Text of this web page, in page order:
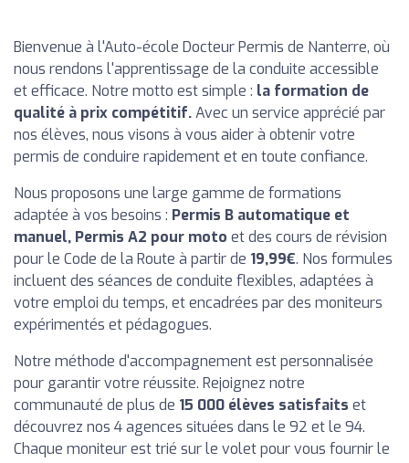
Bienvenue à l'Auto-école Docteur Permis de Nanterre, où
nous rendons l'apprentissage de la conduite accessible
et efficace. Notre motto est simple : la formation de
qualité à prix compétitif.Avec un service apprécié par
nos élèves, nous visons à vous aider à obtenir votre
permis de conduire rapidement et en toute confiance.
Nous proposons une large gamme de formations
adaptée à vos besoins : Permis B automatique et
manuel, Permis A2 pour moto et des cours de révision
pour le Code de la Route à partir de 19,99€. Nos formules
incluent des séances de conduite flexibles, adaptées à
votre emploi du temps, et encadrées par des moniteurs
expérimentés et pédagogues.
Notre méthode d'accompagnement est personnalisée
pour garantir votre réussite. Rejoignez notre
communauté de plus de 15 000 élèves satisfaits et
découvrez nos 4 agences situées dans le 92 et le 94.
Chaque moniteur est trié sur le volet pour vous fournir le